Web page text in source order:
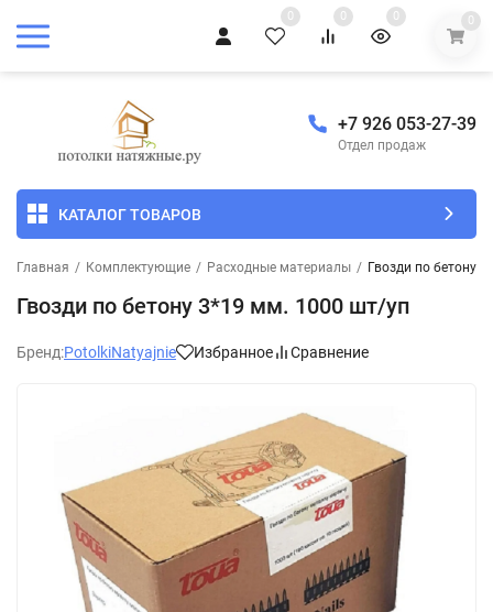
0 0 0 0
+7 926 053-27-39
Отдел продаж
КАТАЛОГ ТОВАРОВ
Главная / Комплектующие / Расходные материалы / Гвозди по бетону
Гвозди по бетону 3*19 мм. 1000 шт/уп
Бренд:PotolkiNatyajnie Избранное Сравнение